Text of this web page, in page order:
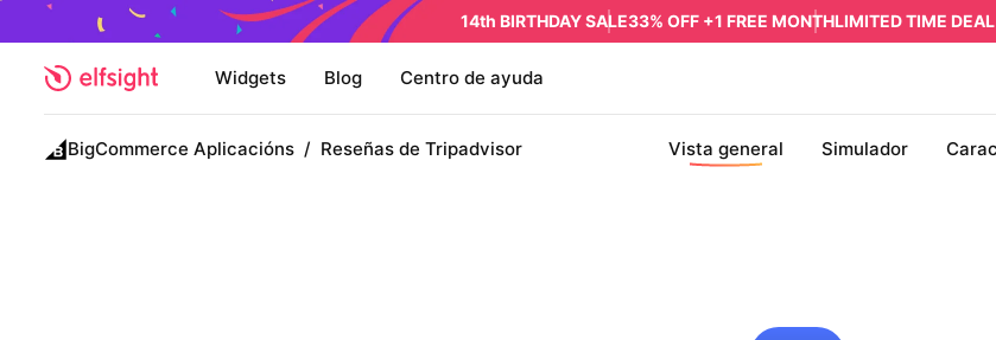
14th BIRTHDAY SALE33% OFF +1 FREE MONTHLIMITED TIME DEAL
Widgets Blog Centro de ayuda
BigCommerce Aplicacións / Reseñas de Tripadvisor Vista general Simulador